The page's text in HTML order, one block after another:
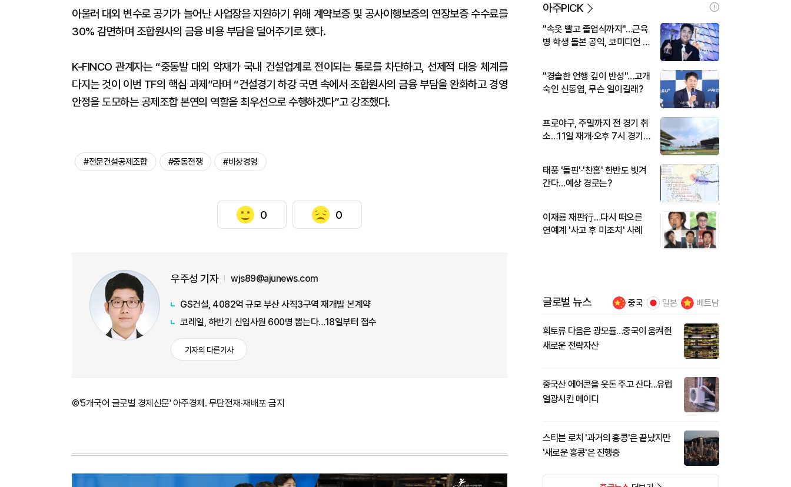
아울러 대외 변수로 공기가 늘어난 사업장을 지원하기 위해 계약보증 및 공사이행보증의 연장보증 수수료를
30% 감면하며 조합원사의 금융 비용 부담을 덜어주기로 했다.
K-FINCO 관계자는 “중동발 대외 악재가 국내 건설업계로 전이되는 통로를 차단하고, 선제적 대응 체계를
다지는 것이 이번 TF의 핵심 과제”라며 “건설경기 하강 국면 속에서 조합원사의 금융 부담을 완화하고 경영
안정을 도모하는 공제조합 본연의 역할을 최우선으로 수행하겠다”고 강조했다.
#전문건설공제조합 #중동전쟁 #비상경영
0 0
우주성 기자 wjs89@ajunews.com
GS건설, 4082억 규모 부산 사직3구역 재개발 본계약
코레일, 하반기 신입사원 600명 뽑는다…18일부터 접수
기자의 다른기사
©'5개국어 글로벌 경제신문' 아주경제. 무단전재·재배포 금지
아주PICK
"속옷 빨고 졸업식까지"…근육
병 학생 돌본 공익, 코미디언 김
"경솔한 언행 깊이 반성"…고개
숙인 신동엽, 무슨 일이길래?
프로야구, 주말까지 전 경기 취
소…11일 재개·오후 7시 경기
태풍 '돌핀'·'찬홈' 한반도 빗겨
간다…예상 경로는?
이재룡 재판行…다시 떠오른
연예계 '사고 후 미조치' 사례
글로벌 뉴스 중국 일본 베트남
희토류 다음은 광모듈…중국이 움켜쥔
새로운 전략자산
중국산 에어콘을 웃돈 주고 산다...유럽
열광시킨 메이디
스티븐 로치 '과거의 홍콩'은 끝났지만
'새로운 홍콩'은 진행중